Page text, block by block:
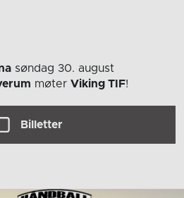
søndag 30. august
møter Viking TIF!
Billetter